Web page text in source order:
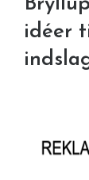
idéer